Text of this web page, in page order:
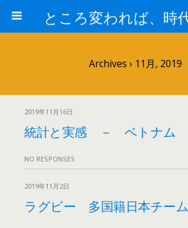
Archives › 11月, 2019
2019年11月16日
統計と実感 － ベトナム
NO RESPONSES
2019年11月2日
ラグビー 多国籍日本チーム